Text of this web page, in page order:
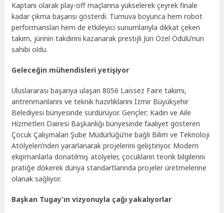
Kaptanı olarak play-off maçlarına yükselerek çeyrek finale
kadar çıkma başarısı gösterdi. Turnuva boyunca hem robot
performansları hem de etkileyici sunumlarıyla dikkat çeken
takım, jürinin takdirini kazanarak prestijli Jüri Özel Ödülü’nün
sahibi oldu.
Geleceğin mühendisleri yetişiyor
Uluslararası başarıya ulaşan 8056 Laissez Faire takımı,
antrenmanlarını ve teknik hazırlıklarını İzmir Büyükşehir
Belediyesi bünyesinde sürdürüyor. Gençler; Kadın ve Aile
Hizmetleri Dairesi Başkanlığı bünyesinde faaliyet gösteren
Çocuk Çalışmaları Şube Müdürlüğü’ne bağlı Bilim ve Teknoloji
Atölyeleri’nden yararlanarak projelerini geliştiriyor. Modern
ekipmanlarla donatılmış atölyeler, çocukların teorik bilgilerini
pratiğe dökerek dünya standartlarında projeler üretmelerine
olanak sağlıyor.
Başkan Tugay’ın vizyonuyla çağı yakalıyorlar